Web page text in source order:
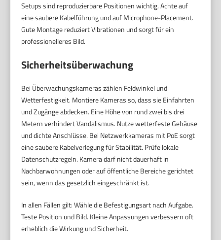
Setups sind reproduzierbare Positionen wichtig. Achte auf
eine saubere Kabelführung und auf Microphone-Placement.
Gute Montage reduziert Vibrationen und sorgt für ein
professionelleres Bild.
Sicherheitsüberwachung
Bei Überwachungskameras zählen Feldwinkel und
Wetterfestigkeit. Montiere Kameras so, dass sie Einfahrten
und Zugänge abdecken. Eine Höhe von rund zwei bis drei
Metern verhindert Vandalismus. Nutze wetterfeste Gehäuse
und dichte Anschlüsse. Bei Netzwerkkameras mit PoE sorgt
eine saubere Kabelverlegung für Stabilität. Prüfe lokale
Datenschutzregeln. Kamera darf nicht dauerhaft in
Nachbarwohnungen oder auf öffentliche Bereiche gerichtet
sein, wenn das gesetzlich eingeschränkt ist.
In allen Fällen gilt: Wähle die Befestigungsart nach Aufgabe.
Teste Position und Bild. Kleine Anpassungen verbessern oft
erheblich die Wirkung und Sicherheit.